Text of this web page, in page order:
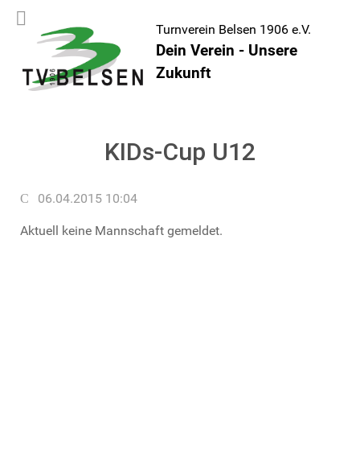
Turnverein Belsen 1906 e.V.
Dein Verein - Unsere
Zukunft
KIDs-Cup U12
06.04.2015 10:04
Aktuell keine Mannschaft gemeldet.